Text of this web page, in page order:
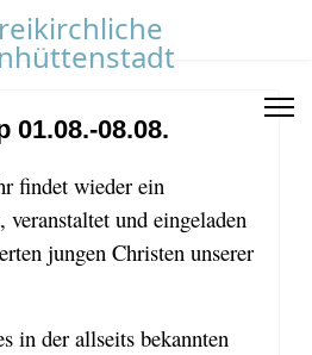
01.08.-08.08.
findet wieder ein
und eingeladen
jungen Christen unserer
in der allseits bekannten